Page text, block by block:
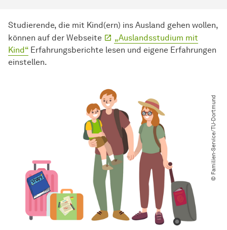
Studierende, die mit Kind(ern) ins Ausland gehen wollen,
können auf der Webseite
„Aus­lands­stu­dium mit
Kind“ Erfahrungsberichte lesen und eigene Erfahrungen
einstellen.
© Familien-Service​/​TU-Dortmund